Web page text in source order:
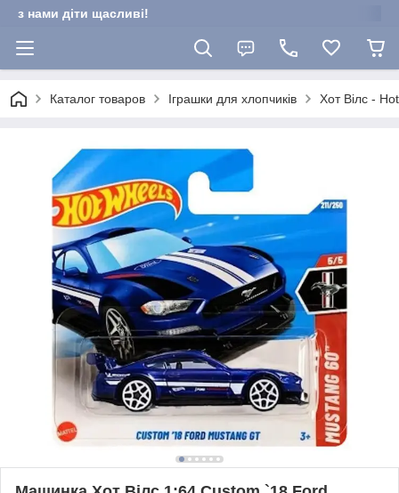
з нами діти щасливі!
Каталог товаров Іграшки для хлопчиків Хот Вілс -